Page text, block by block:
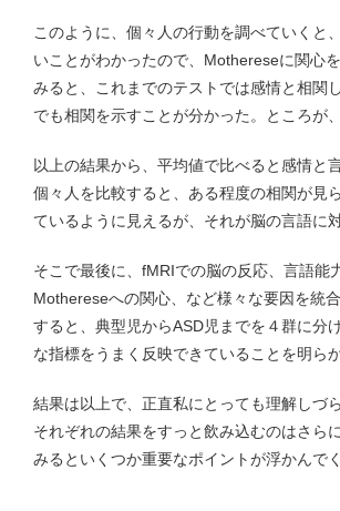
このように、個々人の行動を調べていくと
いことがわかったので、Mothereseに関心
みると、これまでのテストでは感情と相関
でも相関を示すことが分かった。ところが
以上の結果から、平均値で比べると感情と
個々人を比較すると、ある程度の相関が見
ているように見えるが、それが脳の言語に
そこで最後に、fMRIでの脳の反応、言語
Mothereseへの関心、など様々な要因を統
すると、典型児からASD児までを４群に分
な指標をうまく反映できていることを明ら
結果は以上で、正直私にとっても理解しづ
それぞれの結果をすっと飲み込むのはさら
みるといくつか重要なポイントが浮かんでく